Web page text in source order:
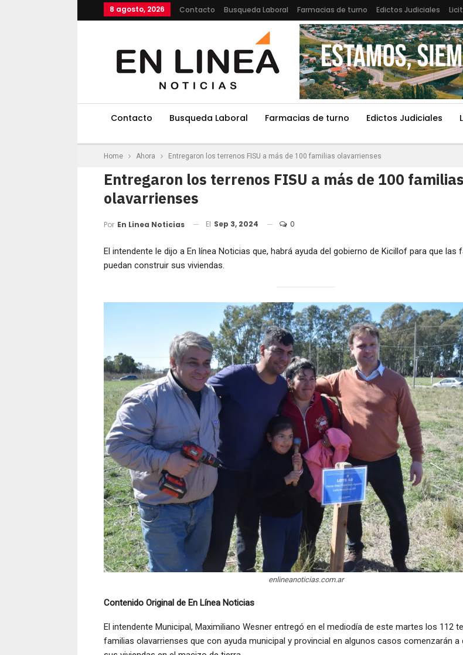
8 agosto, 2026 Contacto Busqueda Laboral Farmacias de turno Edictos Judiciales
Contacto Busqueda Laboral Farmacias de turno Edictos Judiciales
Home Ahora Entregaron los terrenos FISU a más de 100 familias olavarrienses
Entregaron los terrenos FISU a más de 100 familias
olavarrienses
Por En Linea Noticias El Sep 3, 2024 0
El intendente le dijo a En línea Noticias que, habrá ayuda del gobierno de Kicillof para que las
puedan construir sus viviendas.
enlineanoticias.com.ar
Contenido Original de En Línea Noticias
El intendente Municipal, Maximiliano Wesner entregó en el mediodía de este martes los 112
familias olavarrienses que con ayuda municipal y provincial en algunos casos comenzarán a